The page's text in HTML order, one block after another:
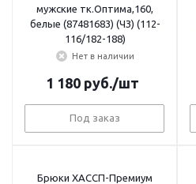
мужские тк.Оптима,160,
белые (87481683) (ЧЗ) (112-
116/182-188)
Нет в наличии
1 180руб./шт
Под заказ
Брюки ХАССП-Премиум